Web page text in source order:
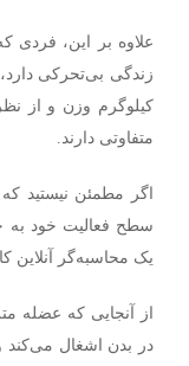
کیلوگرم وزن و از
متفاوتی دارند.
اگر مطمئن نیستید
سطح فعالیت خود به
یک محاسبه‌گر آنلاین
از آنجایی که عضله
در بدن اشغال می‌کند